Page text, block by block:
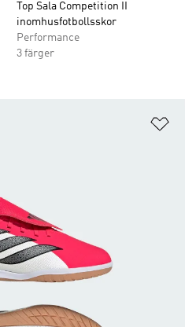
Top Sala Competition II
inomhusfotbollsskor
Performance
3 färger